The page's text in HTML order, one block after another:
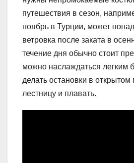
путешествия в сезон,
ноябрь в Турции, может
ветровка после заката в
течение дня обычно стоит
можно наслаждаться легким
делать остановки в открытом
лестницу и плавать.